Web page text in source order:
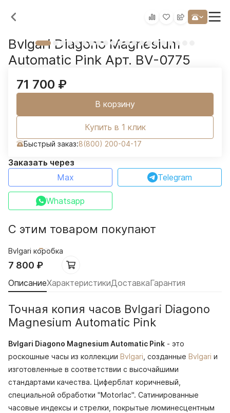
Bvlgari Diagono Magnesium
Automatic Pink Арт. BV-0775
71 700 ₽
В корзину
Купить в 1 клик
Быстрый заказ:8(800) 200-04-17
Заказать через
Max
Telegram
Whatsapp
С этим товаром покупают
Bvlgari коробка
7 800 ₽
ОписаниеХарактеристикиДоставкаГарантия
Точная копия часов Bvlgari Diagono
Magnesium Automatic Pink
Bvlgari Diagono Magnesium Automatic Pink - это
роскошные часы из коллекции Bvlgari , созданные Bvlgari и
изготовленные в соответствии с высочайшими
стандартами качества. Циферблат коричневый,
специальной обработки "Motorlac". Сатинированные
часовые индексы и стрелки, покрытые люминесцентным